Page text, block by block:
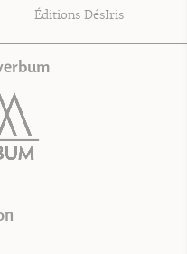
Éditions DésIris